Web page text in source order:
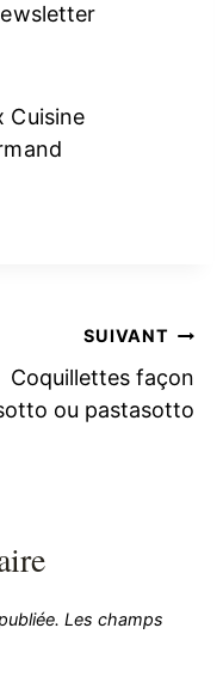
Cuisine
SUIVANT
Coquillettes façon
ou pastasotto
Les champs